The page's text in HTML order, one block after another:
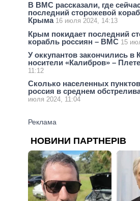
В ВМС рассказали, где
последний сторожевой
Крыма 16 июля 2024, 14:13
Крым покидает последний
корабль россиян – ВМС 15
У оккупантов закончились
носители «Калибров» –
11:12
Сколько населенных
россия в среднем
июля 2024, 11:04